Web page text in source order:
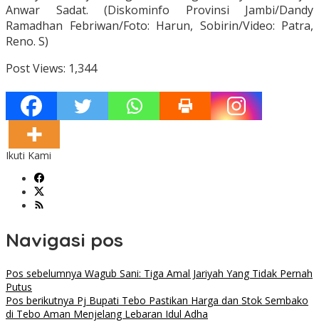
Anwar Sadat. (Diskominfo Provinsi Jambi/Dandy
Ramadhan Febriwan/Foto: Harun, Sobirin/Video: Patra,
Reno. S)
Post Views: 1,344
Ikuti Kami
Navigasi pos
Pos sebelumnya Wagub Sani: Tiga Amal Jariyah Yang Tidak Pernah
Putus
Pos berikutnya Pj Bupati Tebo Pastikan Harga dan Stok Sembako
di Tebo Aman Menjelang Lebaran Idul Adha